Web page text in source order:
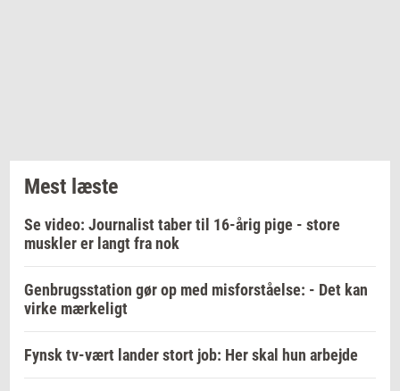
Mest læste
Se video: Journalist taber til 16-årig pige - store
muskler er langt fra nok
Genbrugsstation gør op med misforståelse: - Det kan
virke mærkeligt
Fynsk tv-vært lander stort job: Her skal hun arbejde